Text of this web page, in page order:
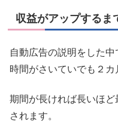
収益がアップするま
自動広告の説明をした
時間がさいていでも２カ
期間が長ければ長いほ
されます。